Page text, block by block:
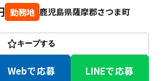
勤務地 鹿児島県薩摩郡さつま町
キープする
Webで応募 LINEで応募